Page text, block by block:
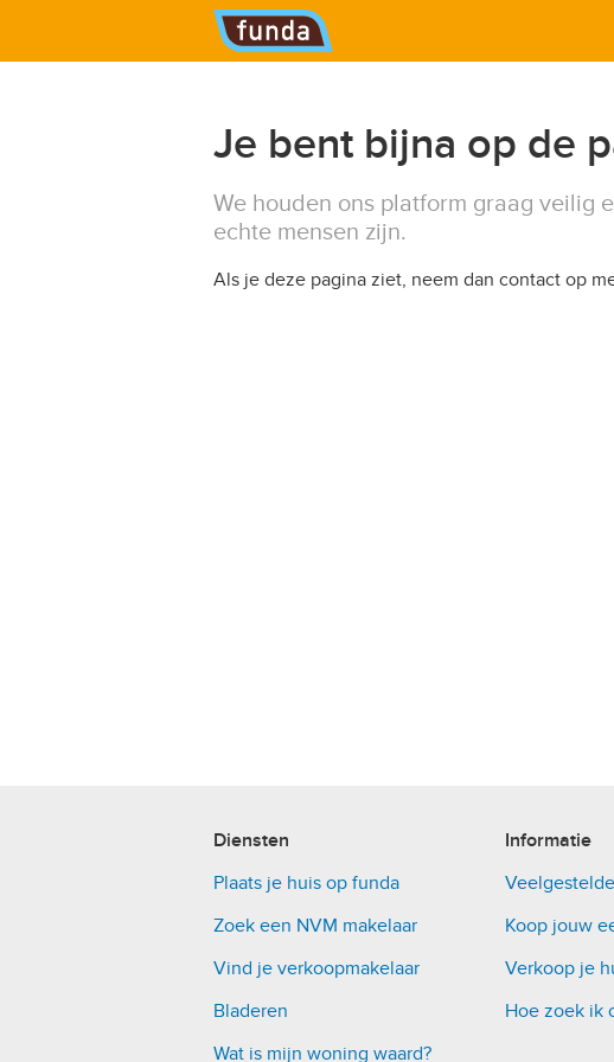
Hoofdmenu
Je bent bijna op de
We houden ons platform graag veilig
echte mensen zijn.
Als je deze pagina ziet, neem dan contact op
Diensten
Plaats je huis op funda
Zoek een NVM makelaar
Vind je verkoopmakelaar
Bladeren
Wat is mijn woning waard?
Informatie
Koop jouw
Verkoop je
Hoe zoek ik